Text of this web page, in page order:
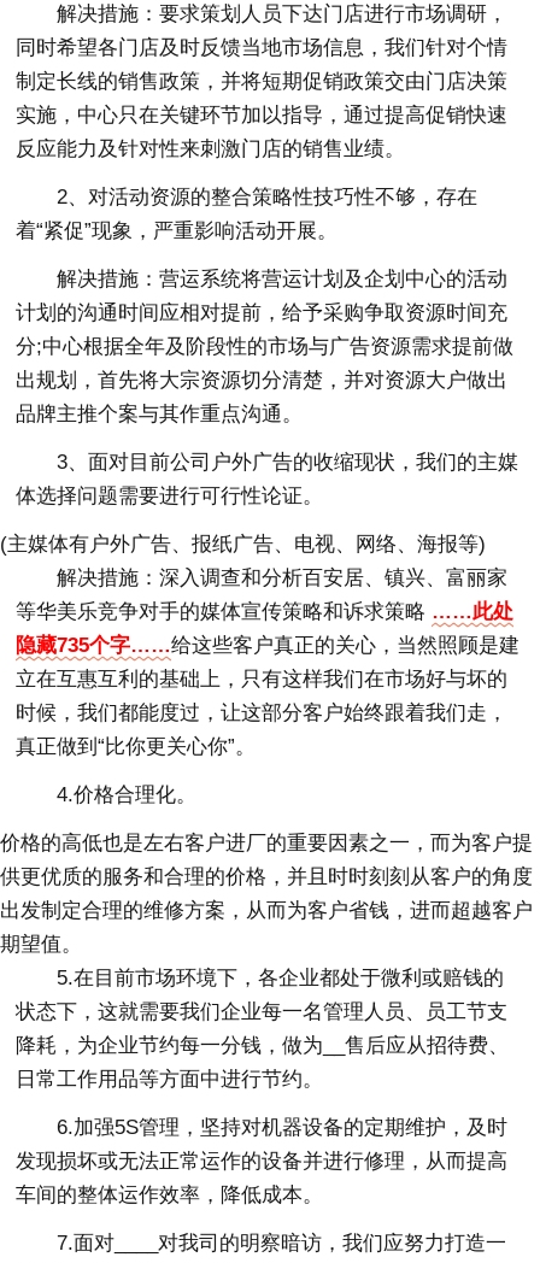
解决措施：要求策划人员下达门店进行市场调研，
同时希望各门店及时反馈当地市场信息，我们针对个情
制定长线的销售政策，并将短期促销政策交由门店决策
实施，中心只在关键环节加以指导，通过提高促销快速
反应能力及针对性来刺激门店的销售业绩。
2、对活动资源的整合策略性技巧性不够，存在
着“紧促”现象，严重影响活动开展。
解决措施：营运系统将营运计划及企划中心的活动
计划的沟通时间应相对提前，给予采购争取资源时间充
分;中心根据全年及阶段性的市场与广告资源需求提前做
出规划，首先将大宗资源切分清楚，并对资源大户做出
品牌主推个案与其作重点沟通。
3、面对目前公司户外广告的收缩现状，我们的主媒
体选择问题需要进行可行性论证。
(主媒体有户外广告、报纸广告、电视、网络、海报等)
解决措施：深入调查和分析百安居、镇兴、富丽家
等华美乐竞争对手的媒体宣传策略和诉求策略 ……此处
隐藏735个字……给这些客户真正的关心，当然照顾是建
立在互惠互利的基础上，只有这样我们在市场好与坏的
时候，我们都能度过，让这部分客户始终跟着我们走，
真正做到“比你更关心你”。
4.价格合理化。
价格的高低也是左右客户进厂的重要因素之一，而为客户提
供更优质的服务和合理的价格，并且时时刻刻从客户的角度
出发制定合理的维修方案，从而为客户省钱，进而超越客户
期望值。
5.在目前市场环境下，各企业都处于微利或赔钱的
状态下，这就需要我们企业每一名管理人员、员工节支
降耗，为企业节约每一分钱，做为__售后应从招待费、
日常工作用品等方面中进行节约。
6.加强5S管理，坚持对机器设备的定期维护，及时
发现损坏或无法正常运作的设备并进行修理，从而提高
车间的整体运作效率，降低成本。
7.面对____对我司的明察暗访，我们应努力打造一